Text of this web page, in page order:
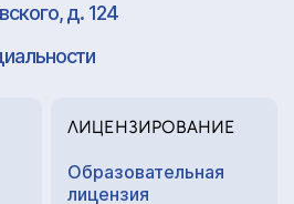
д. 124
ЛИЦЕНЗИРОВАНИЕ
Образовательная
лицензия